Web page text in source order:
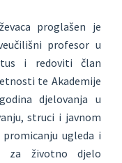
proglašen je
profesor u
i redoviti član
te Akademije
djelovanja u
struci i javnom
ugleda i
za životno djelo